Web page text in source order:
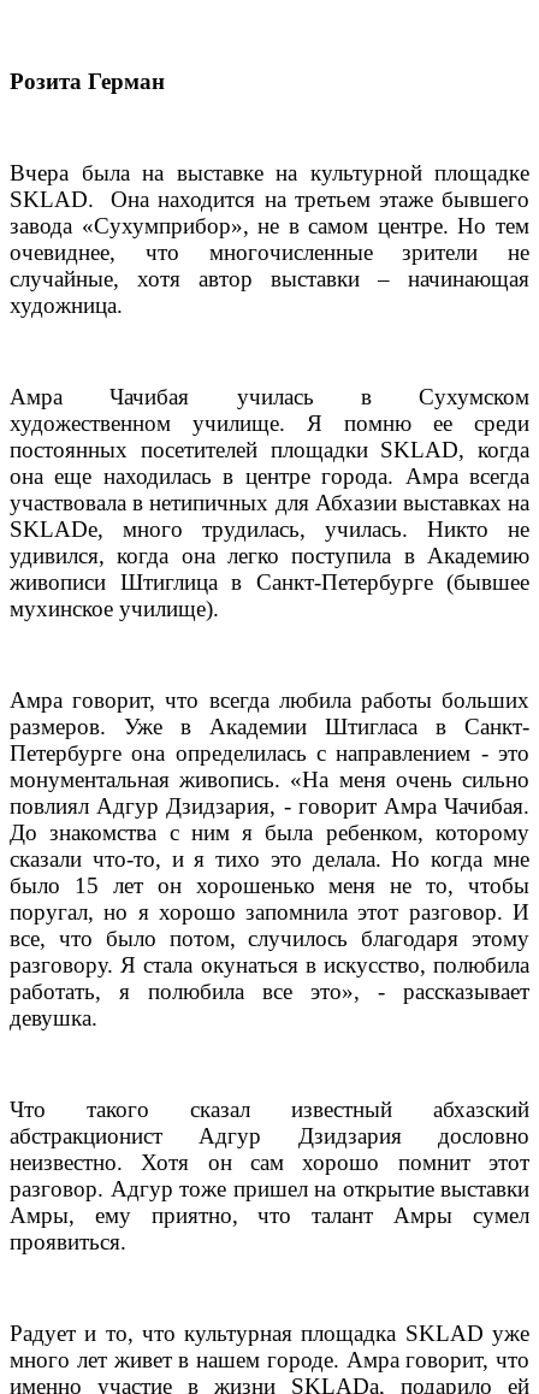
Розита Герман
Вчера была на выставке на культурной площадке
SKLAD.
Она находится на третьем этаже бывшего
завода «Сухумприбор», не в самом центре. Но тем
очевиднее, что многочисленные зрители не
случайные, хотя автор выставки – начинающая
художница.
Амра Чачибая училась в Сухумском
художественном училище. Я помню ее среди
постоянных посетителей площадки SKLAD, когда
она еще находилась в центре города. Амра всегда
участвовала в нетипичных для Абхазии выставках на
SKLADе, много трудилась, училась. Никто не
удивился, когда она легко поступила в Академию
живописи Штиглица в Санкт-Петербурге (бывшее
мухинское училище).
Амра говорит, что всегда любила работы больших
размеров. Уже в Академии Штигласа в Санкт-
Петербурге она определилась с направлением - это
монументальная живопись. «На меня очень сильно
повлиял Адгур Дзидзария, - говорит Амра Чачибая.
До знакомства с ним я была ребенком, которому
сказали что-то, и я тихо это делала. Но когда мне
было 15 лет он хорошенько меня не то, чтобы
поругал, но я хорошо запомнила этот разговор. И
все, что было потом, случилось благодаря этому
разговору. Я стала окунаться в искусство, полюбила
работать, я полюбила все это», - рассказывает
девушка.
Что такого сказал известный абхазский
абстракционист Адгур Дзидзария дословно
неизвестно. Хотя он сам хорошо помнит этот
разговор. Адгур тоже пришел на открытие выставки
Амры, ему приятно, что талант Амры сумел
проявиться.
Радует и то, что культурная площадка SKLAD уже
много лет живет в нашем городе. Амра говорит, что
именно участие в жизни SKLADа, подарило ей